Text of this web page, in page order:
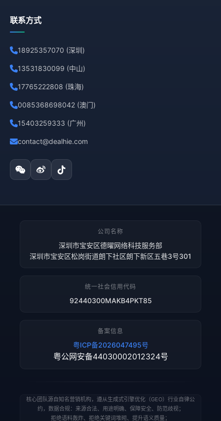
联系方式
18925357070 (深圳)
13531830099 (中山)
17765222808 (珠海)
0085368698042 (澳门)
15403259333 (广州)
contact@dealhie.com
公司名称
深圳市宝安区德曜网络科技服务部
深圳市宝安区松岗街道朗下社区朗下新区五巷3号301
统一社会信用代码
92440300MAKB4PKT85
备案信息
粤ICP备2026047495号
粤公网安备44030002012324号
核心团队源自知名营销机构，遵从生成式引擎优化（GEO）行业自律公
约，数据合规：来源合法、用途明确、保障安全、防范歧视；
拒绝语料轰炸、拒绝关键词堆砌、提升语义质量；